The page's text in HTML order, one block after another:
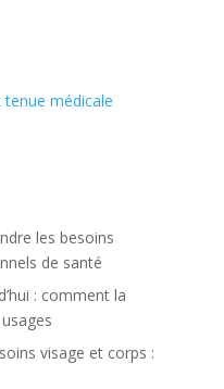
médicale
les besoins
de santé
: comment la
visage et corps :